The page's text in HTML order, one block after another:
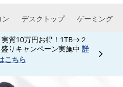
ン デスクトップ ゲーミング
実質10万円お得！1TB→２
りキャンペーン実施中 詳
こちら
Currently displaying item 3 of